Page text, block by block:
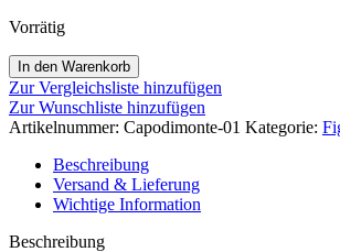
Vorrätig
Capodimonte
Porzellan
Rose
Menge
In den Warenkorb
Zur Vergleichsliste hinzufügen
Zur Wunschliste hinzufügen
Artikelnummer: Capodimonte-01 Kategorie:
Beschreibung
Versand & Lieferung
Wichtige Information
Beschreibung